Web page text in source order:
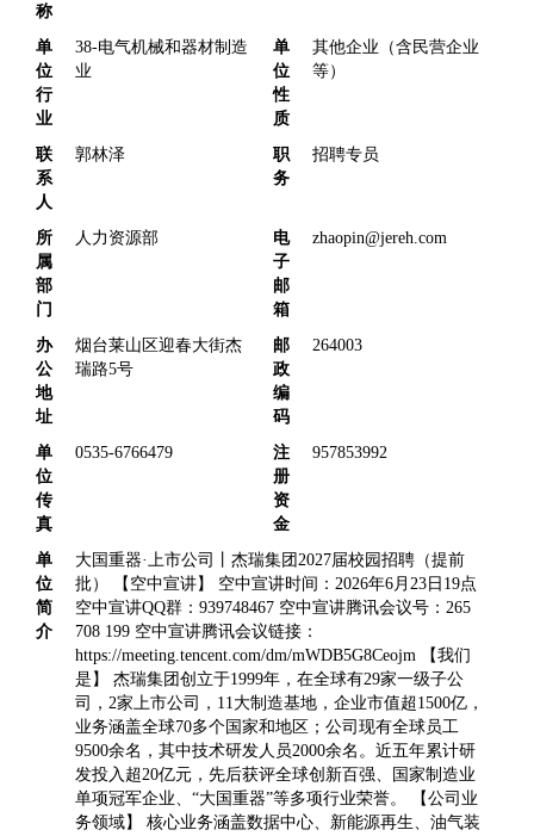
称
单
位
行
业
38-电气机械和器材制造
业
单
位
性
质
其他企业（含民营企业
等）
联
系
人
郭林泽
职
务
招聘专员
所
属
部
门
人力资源部
电
子
邮
箱
zhaopin@jereh.com
办
公
地
址
烟台莱山区迎春大街杰
瑞路5号
邮
政
编
码
264003
单
位
传
真
0535-6766479
注
册
资
金
957853992
单
位
简
介
大国重器·上市公司丨杰瑞集团2027届校园招聘（提前
批） 【空中宣讲】 空中宣讲时间：2026年6月23日19点
空中宣讲QQ群：939748467 空中宣讲腾讯会议号：265
708 199 空中宣讲腾讯会议链接：
https://meeting.tencent.com/dm/mWDB5G8Ceojm 【我们
是】 杰瑞集团创立于1999年，在全球有29家一级子公
司，2家上市公司，11大制造基地，企业市值超1500亿，
业务涵盖全球70多个国家和地区；公司现有全球员工
9500余名，其中技术研发人员2000余名。近五年累计研
发投入超20亿元，先后获评全球创新百强、国家制造业
单项冠军企业、“大国重器”等多项行业荣誉。 【公司业
务领域】 核心业务涵盖数据中心、新能源再生、油气装